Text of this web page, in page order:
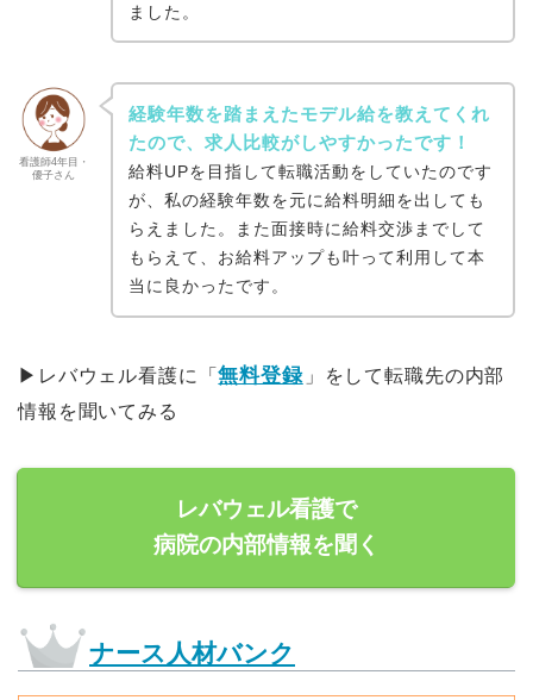
ました。
看護師4年目・
優子さん
経験年数を踏まえたモデル給を教えてくれ
たので、求人比較がしやすかったです！
給料UPを目指して転職活動をしていたのです
が、私の経験年数を元に給料明細を出しても
らえました。また面接時に給料交渉までして
もらえて、お給料アップも叶って利用して本
当に良かったです。
▶︎レバウェル看護に「無料登録 」をして転職先の内部
情報を聞いてみる
レバウェル看護で
病院の内部情報を聞く
ナース人材バンク